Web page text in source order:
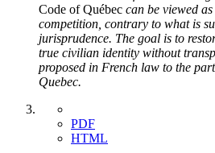
Code of Québec can be viewed
competition, contrary to what is
jurisprudence. The goal is to
true civilian identity without
proposed in French law to the
Quebec.
PDF
HTML